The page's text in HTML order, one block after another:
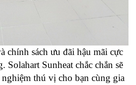
chính sách ưu đãi hậu mãi cực
Solahart Sunheat chắc chắn sẽ
thú vị cho bạn cùng gia